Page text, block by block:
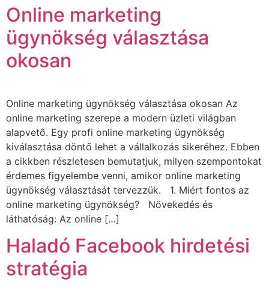
Online marketing
ügynökség választása
okosan
Online marketing ügynökség választása okosan Az
online marketing szerepe a modern üzleti világban
alapvető. Egy profi online marketing ügynökség
kiválasztása döntő lehet a vállalkozás sikeréhez. Ebben
a cikkben részletesen bemutatjuk, milyen szempontokat
érdemes figyelembe venni, amikor online marketing
ügynökség választását tervezzük. 1. Miért fontos az
online marketing ügynökség? Növekedés és
láthatóság: Az online […]
Haladó Facebook hirdetési
stratégia